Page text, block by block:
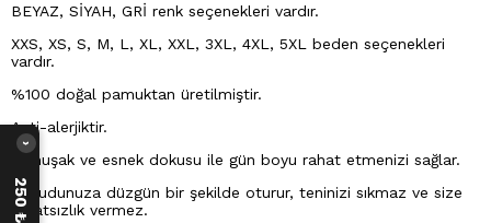
BEYAZ, SİYAH, GRİ renk seçenekleri vardır.
XXS, XS, S, M, L, XL, XXL, 3XL, 4XL, 5XL beden seçenekleri
vardır.
%100 doğal pamuktan üretilmiştir.
Anti-alerjiktir.
Yumuşak ve esnek dokusu ile gün boyu rahat etmenizi sağlar.
Vücudunuza düzgün bir şekilde oturur, teninizi sıkmaz ve size
rahatsızlık vermez.
›